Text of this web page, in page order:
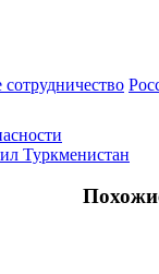
Туркменистан